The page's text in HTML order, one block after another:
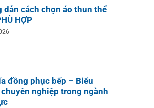
dẫn cách chọn áo thun thể
HỢP
đồng phục bếp – Biểu
nghiệp trong ngành